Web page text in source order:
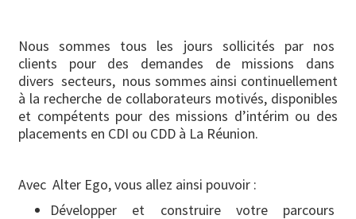
Nous sommes tous les jours sollicités par nos
clients pour des demandes de missions dans
divers secteurs, nous sommes ainsi continuellement
à la recherche de collaborateurs motivés, disponibles
et compétents pour des missions d’intérim ou des
placements en CDI ou CDD à La Réunion.
Avec Alter Ego, vous allez ainsi pouvoir :
Développer et construire votre parcours